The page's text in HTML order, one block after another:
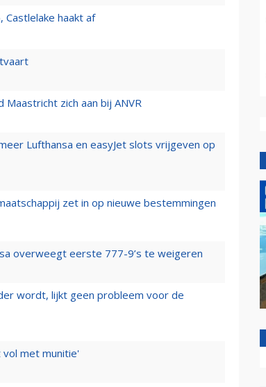
haakt af
zich aan bij ANVR
Lufthansa en easyJet slots vrijgeven op
zet in op nieuwe bestemmingen
overweegt eerste 777-9’s te weigeren
wordt, lijkt geen probleem voor de
vol met munitie'